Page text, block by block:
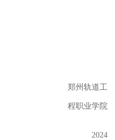
郑州轨道工
程职业学院
2024